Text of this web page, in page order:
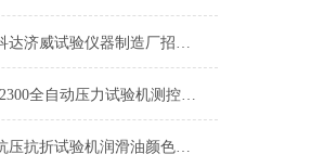
北京科达济威试验仪器制造厂招聘企业销售人员
EHC-2300全自动压力试验机测控系统提示无法联系控制器
水泥抗压抗折试验机润滑油颜色变浑的原因